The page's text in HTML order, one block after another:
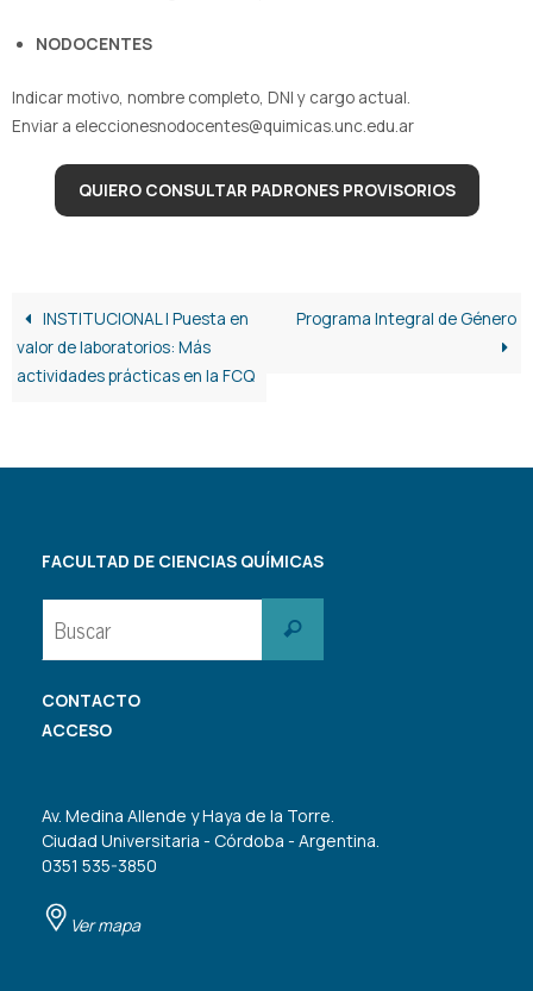
NODOCENTES
Indicar motivo, nombre completo, DNI y cargo actual.
Enviar a eleccionesnodocentes@quimicas.unc.edu.ar
QUIERO CONSULTAR PADRONES PROVISORIOS
INSTITUCIONAL | Puesta en
valor de laboratorios: Más
actividades prácticas en la FCQ
Programa Integral de Género
FACULTAD DE CIENCIAS QUÍMICAS
Buscar
CONTACTO
ACCESO
Av. Medina Allende y Haya de la Torre.
Ciudad Universitaria - Córdoba - Argentina.
0351 535-3850
Ver mapa